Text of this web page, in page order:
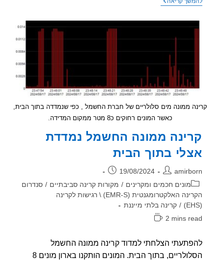
החשמל
ממונה מים סלולריים של חברת החשמל , כפי שנמדדה בתוך הבית,
כאשר המונים רחוקים כ8 מטר ממקום המדידה.
ממונה החשמל נמדדת
בתוך הבית
פורסם:
19/08/2024
מונים חכמים ומקרינים / מקורות קרינה סביבתיים / סנדרום
הקרינה האלקטרומגנטית (EMR-S) \ רגישות לקרינה
קרינה בלתי מייננת
2 mins
הצלחתי למדוד קרינה ממונה החשמל
הסלולריים, בתוך הבית. המונים הותקנו בארון מונים 8